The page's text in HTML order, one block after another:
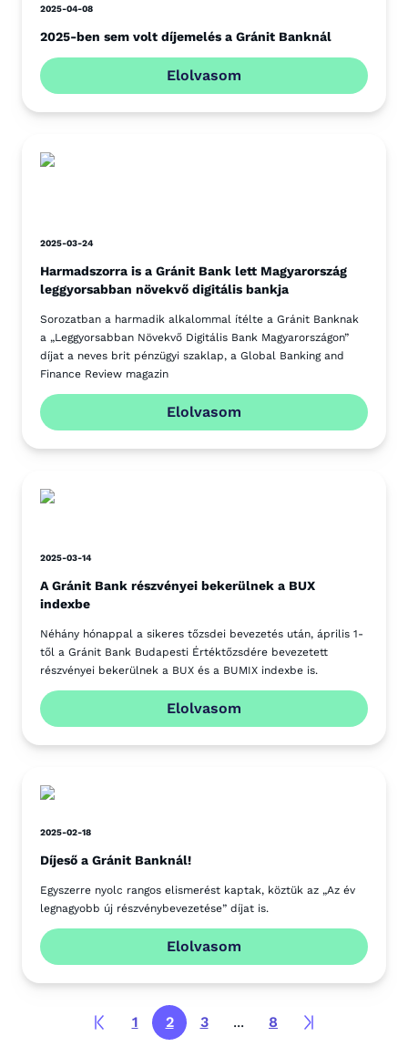
2025-04-08
2025-ben sem volt díjemelés a Gránit Banknál
Elolvasom
2025-03-24
Harmadszorra is a Gránit Bank lett Magyarország
leggyorsabban növekvő digitális bankja
Sorozatban a harmadik alkalommal ítélte a Gránit Banknak
a „Leggyorsabban Növekvő Digitális Bank Magyarországon”
díjat a neves brit pénzügyi szaklap, a Global Banking and
Finance Review magazin
Elolvasom
2025-03-14
A Gránit Bank részvényei bekerülnek a BUX
indexbe
Néhány hónappal a sikeres tőzsdei bevezetés után, április 1-
től a Gránit Bank Budapesti Értéktőzsdére bevezetett
részvényei bekerülnek a BUX és a BUMIX indexbe is.
Elolvasom
2025-02-18
Díjeső a Gránit Banknál!
Egyszerre nyolc rangos elismerést kaptak, köztük az „Az év
legnagyobb új részvénybevezetése” díjat is.
Elolvasom
1 2 3 ... 8